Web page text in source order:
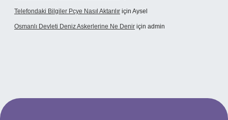
Telefondaki Bilgiler Pcye Nasıl Aktarılır için Aysel
Osmanlı Devleti Deniz Askerlerine Ne Denir için admin
giriş